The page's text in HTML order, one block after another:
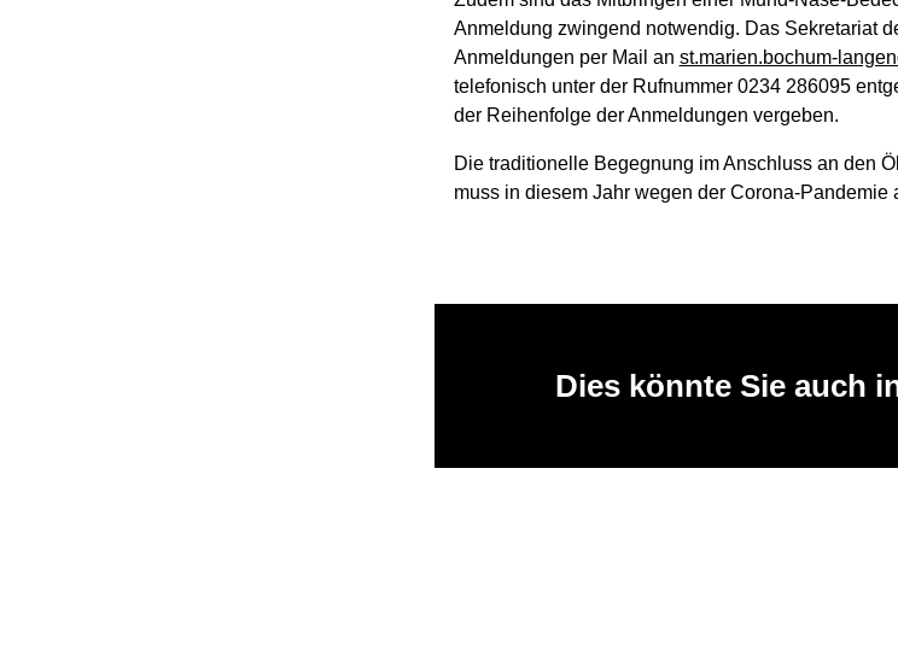
Anmeldung zwingend notwendig. Das Sekretariat
Anmeldungen per Mail an st.marien.bochum-
telefonisch unter der Rufnummer 0234 286095
der Reihenfolge der Anmeldungen vergeben.
Die traditionelle Begegnung im Anschluss an den
muss in diesem Jahr wegen der Corona-Pandemie
Dies könnte Sie auch